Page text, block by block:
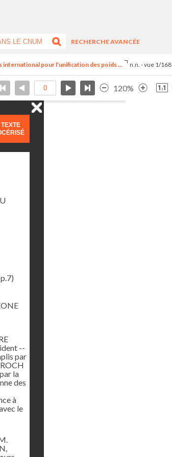
RECHERCHE AVANCÉE
international pour l'unification des poids ... n.n. - vue 1/168
120%
TEXTE
--
par
la
des
à
le